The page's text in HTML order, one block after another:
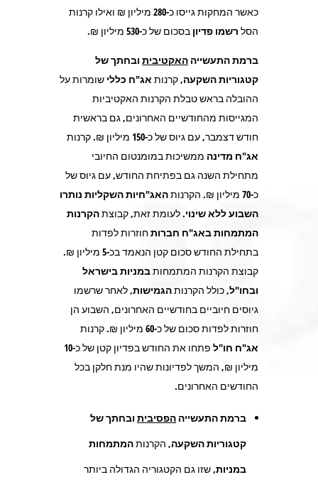
כאשר המחקות גייסו כ-280 מיליון ₪ ואילו קרנות
הסל רשמו פדיון בסכום של כ-530 מיליון ₪.
ברמת התעשייה האקטיבית ובחתך של
קטגוריות השקעה, קרנות אג"ח כללי שומרות על
ההובלה בראש טבלת הקרנות האקטיביות
המגייסות מהחודשיים האחרונים, גם בראשית
חודש דצמבר, עם גיוס של כ-150 מיליון ₪. קרנות
אג"ח מדינה ממשיכות במומנטום החיובי
מתחילת השנה גם בפתיחת החודש, עם גיוס של
כ-70 מיליון ₪. הקרנותהאג"חיות השקליות נותרו
השבוע ללא שינוי. לעומת זאת, קבוצתהקרנות
המתמחות באג"ח חברותחוזרות לפדות
בתחילת החודש סכום קטן הנאמד בכ-5 מיליון ₪.
קבוצת הקרנות המתמחותבמניות בישראל
ובחו"ל, כולל הקרנותהגמישות, לאחר שרשמו
גיוסים חיוביים בחודשיים האחרונים, השבוע הן
חוזרות לפדות סכום של כ-60 מיליון ₪. קרנות
אג"ח חו"ל פתחו את החודש בפדיון קטן של כ-10
מיליון ₪, המשך לפדיונות שהיו מנת חלקן בכל
החודשים האחרונים.
ברמת התעשייה הפסיבית ובחתך של
קטגוריות השקעה, הקרנותהמתמחות
במניות, שזו גם הקטגוריה הגדולה ביותר